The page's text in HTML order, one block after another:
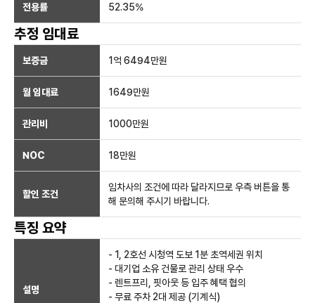
전용률 52.35%
추정 임대료
보증금 1억 6494만원
월 임대료 1649만원
관리비 1000만원
NOC 18만원
할인 조건
임차사의 조건에 따라 달라지므로 우측 버튼을 통
해 문의해 주시기 바랍니다.
특징 요약
설명
- 1, 2호선 시청역 도보 1분 초역세권 위치
- 대기업 소유 건물로 관리 상태 우수
- 렌트프리, 핏아웃 등 입주 혜택 협의
- 무료 주차 2대 제공 (기계식)